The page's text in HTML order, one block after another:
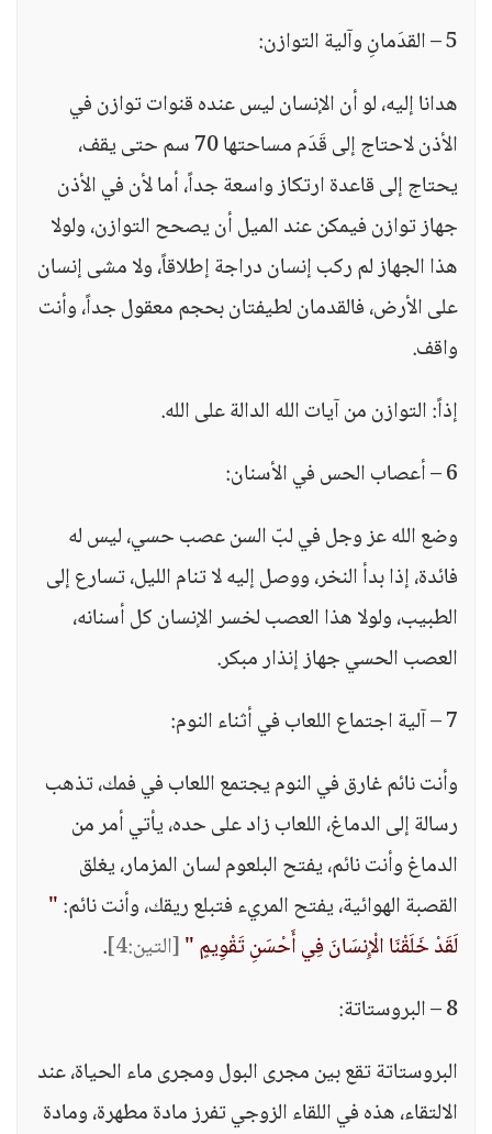
5 – القدَمانِ وآلية التوازن:
هدانا إليه، لو أن الإنسان ليس عنده قنوات توازن في
الأذن لاحتاج إلى قَدَم مساحتها 70 سم حتى يقف،
يحتاج إلى قاعدة ارتكاز واسعة جداً، أما لأن في الأذن
جهاز توازن فيمكن عند الميل أن يصحح التوازن، ولولا
هذا الجهاز لم ركب إنسان دراجة إطلاقاً، ولا مشى إنسان
على الأرض، فالقدمان لطيفتان بحجم معقول جداً، وأنت
واقف.
إذاً: التوازن من آيات الله الدالة على الله.
6 – أعصاب الحس في الأسنان:
وضع الله عز وجل في لبّ السن عصب حسي، ليس له
فائدة، إذا بدأ النخر، ووصل إليه لا تنام الليل، تسارع إلى
الطبيب، ولولا هذا العصب لخسر الإنسان كل أسنانه،
العصب الحسي جهاز إنذار مبكر.
7 – آلية اجتماع اللعاب في أثناء النوم:
وأنت نائم غارق في النوم يجتمع اللعاب في فمك، تذهب
رسالة إلى الدماغ، اللعاب زاد على حده، يأتي أمر من
الدماغ وأنت نائم، يفتح البلعوم لسان المزمار، يغلق
القصبة الهوائية، يفتح المريء فتبلع ريقك، وأنت نائم:"
لَقَدْ خَلَقْنَا الْإِنسَانَ فِي أَحْسَنِ تَقْوِيمٍ "[التين:4] .
8 – البروستاتة:
البروستاتة تقع بين مجرى البول ومجرى ماء الحياة، عند
الالتقاء، هذه في اللقاء الزوجي تفرز مادة مطهرة، ومادة